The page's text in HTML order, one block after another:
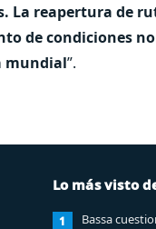
La reapertura de
de condiciones
mundial”.
Lo más visto
1
Bassa